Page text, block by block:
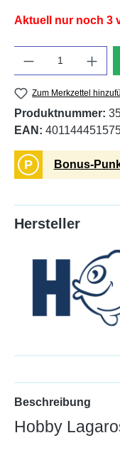
Aktuell nur noch 3
Zum Merkzettel
Produktnummer:
EAN:
P Bonus-
Hersteller
Beschreibung
Hobby